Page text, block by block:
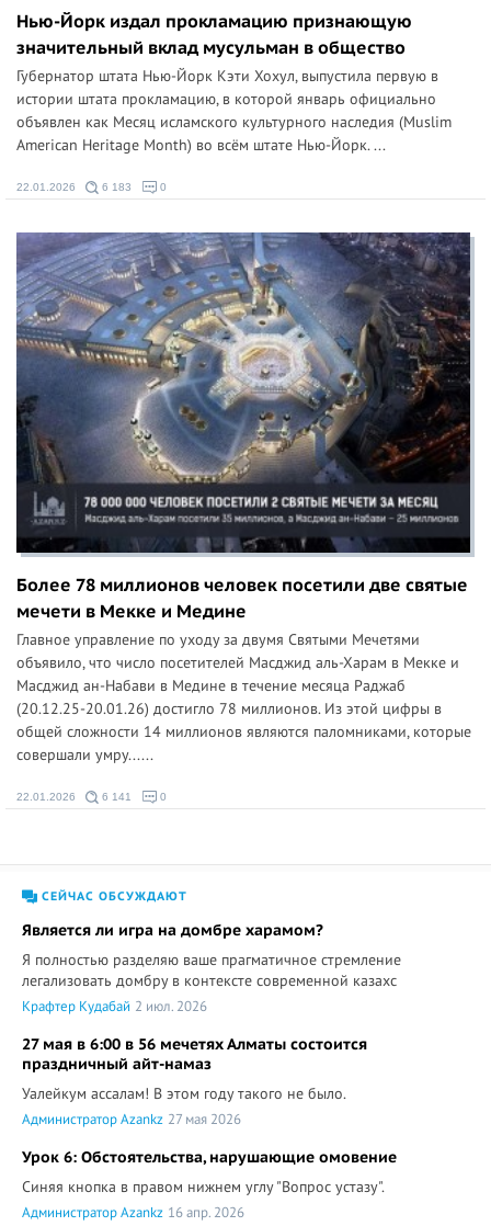
Нью-Йорк издал прокламацию признающую
значительный вклад мусульман в общество
Губернатор штата Нью-Йорк Кэти Хохул, выпустила первую в
истории штата прокламацию, в которой январь официально
объявлен как Месяц исламского культурного наследия (Muslim
American Heritage Month) во всём штате Нью-Йорк. ...
22.01.2026 6 183 0
Более 78 миллионов человек посетили две святые
мечети в Мекке и Медине
Главное управление по уходу за двумя Святыми Мечетями
объявило, что число посетителей Масджид аль-Харам в Мекке и
Масджид ан-Набави в Медине в течение месяца Раджаб
(20.12.25-20.01.26) достигло 78 миллионов. Из этой цифры в
общей сложности 14 миллионов являются паломниками, которые
совершали умру......
22.01.2026 6 141 0
СЕЙЧАС ОБСУЖДАЮТ
Является ли игра на домбре харамом?
Я полностью разделяю ваше прагматичное стремление
легализовать домбру в контексте современной казахс
Крафтер Кудабай 2 июл. 2026
27 мая в 6:00 в 56 мечетях Алматы состоится
праздничный айт-намаз
Уалейкум ассалам! В этом году такого не было.
Администратор Azankz 27 мая 2026
Урок 6: Обстоятельства, нарушающие омовение
Синяя кнопка в правом нижнем углу "Вопрос устазу".
Администратор Azankz 16 апр. 2026